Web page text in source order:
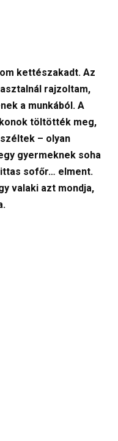
kettészakadt. Az
rajzoltam,
a munkából. A
töltötték meg,
– olyan
gyermeknek soha
sofőr… elment.
valaki azt mondja,